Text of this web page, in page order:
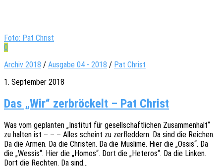
Foto: Pat Christ
0
Archiv 2018 / Ausgabe 04 - 2018 / Pat Christ
1. September 2018
Das „Wir“ zerbröckelt – Pat Christ
Was vom geplan­ten „Insti­tut für gesell­schaft­li­chen Zusam­men­halt“
zu halten ist – – – Alles scheint zu zerfled­dern. Da sind die Reichen.
Da die Armen. Da die Chris­ten. Da die Musli­me. Hier die „Ossis“. Da
die „Wessis“. Hier die „Homos“. Dort die „Hete­ros“. Da die Linken.
Dort die Rech­ten. Da sind…